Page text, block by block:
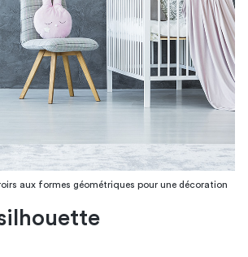
aux formes géométriques pour une décoration